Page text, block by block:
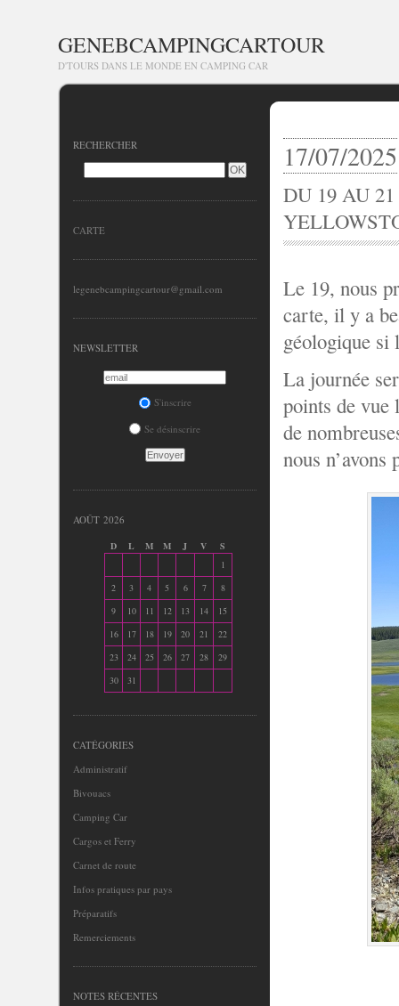
GENEBCAMPINGCARTOUR
D'TOURS DANS LE MONDE EN CAMPING CAR
RECHERCHER
CARTE
legenebcampingcartour@gmail.com
NEWSLETTER
S'inscrire
Se désinscrire
AOÛT 2026
D L M M J V
S
1
2
3 4 5 6 7
8
9
10 11 12 13 14
15
16
17 18 19 20 21
22
23
24 25 26 27 28
29
30
31
CATÉGORIES
Administratif
Bivouacs
Camping Car
Cargos et Ferry
Carnet de route
Infos pratiques par pays
Préparatifs
Remerciements
NOTES RÉCENTES
17/07/2025
DU 19 AU
Le 19, nous
carte, il y a
géologique
La journée
points de vue
de
nous